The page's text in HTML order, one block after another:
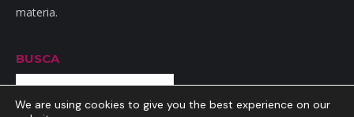
materia.
BUSCA
Buscar
We are using cookies to give you the best experience on our